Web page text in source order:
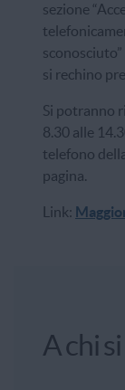
sezione
si rechino
Si potranno
8.30 alle
telefono
pagina.
Link:
A chi